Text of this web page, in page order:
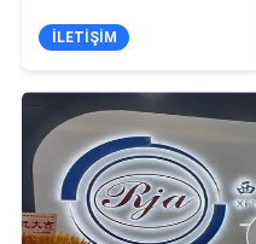
İLETIŞIM